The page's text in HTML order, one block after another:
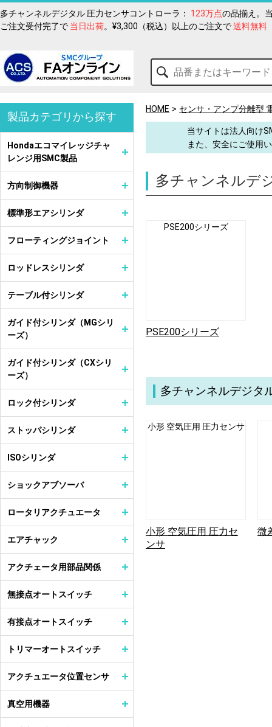
多チャンネルデジタル 圧力センサコントローラ： 123万点の品揃え。
ご注文受付完了で 当日出荷。¥3,300（税込）以上のご注文で送料無料
HOME センサ・アンプ分離型
当サイトは法人向け
また、安全にご使用
多チャンネルデ
PSE200シリーズ
PSE200シリーズ
多チャンネルデジタ
小形 空気圧用 圧力センサ
小形 空気圧用 圧力セ
ンサ
微
製品カテゴリから探す
Hondaエコマイレッジチャ
レンジ用SMC製品
方向制御機器
標準形エアシリンダ
フローティングジョイント
ロッドレスシリンダ
テーブル付シリンダ
ガイド付シリンダ（MGシリ
ーズ）
ガイド付シリンダ（CXシリ
ーズ）
ロック付シリンダ
ストッパシリンダ
ISOシリンダ
ショックアブソーバ
ロータリアクチュエータ
エアチャック
アクチェータ用部品関係
無接点オートスイッチ
有接点オートスイッチ
トリマーオートスイッチ
アクチュエータ位置センサ
真空用機器